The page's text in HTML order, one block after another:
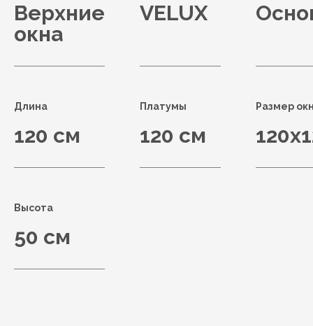
Верхние
окна
VELUX
Длина
120 см
Платумы
120 см
Размер
Высота
50 см